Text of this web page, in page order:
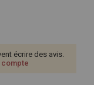
écrire des avis.